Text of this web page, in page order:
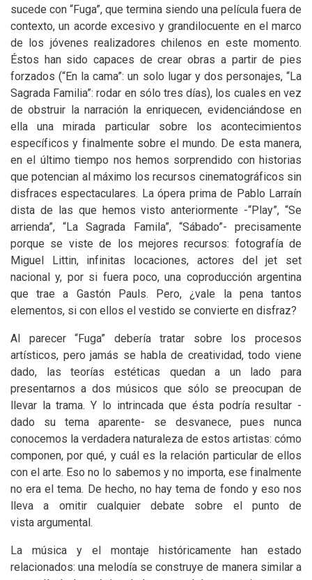
sucede con “Fuga”, que termina siendo una película fuera de
contexto, un acorde excesivo y grandilocuente en el marco
de los jóvenes realizadores chilenos en este momento.
Éstos han sido capaces de crear obras a partir de pies
forzados (“En la cama”: un solo lugar y dos personajes, “La
Sagrada Familia”: rodar en sólo tres días), los cuales en vez
de obstruir la narración la enriquecen, evidenciándose en
ella una mirada particular sobre los acontecimientos
específicos y finalmente sobre el mundo. De esta manera,
en el último tiempo nos hemos sorprendido con historias
que potencian al máximo los recursos cinematográficos sin
disfraces espectaculares. La ópera prima de Pablo Larraín
dista de las que hemos visto anteriormente -“Play”, “Se
arrienda”, “La Sagrada Famila”, “Sábado”- precisamente
porque se viste de los mejores recursos: fotografía de
Miguel Littin, infinitas locaciones, actores del jet set
nacional y, por si fuera poco, una coproducción argentina
que trae a Gastón Pauls. Pero, ¿vale la pena tantos
elementos, si con ellos el vestido se convierte en disfraz?
Al parecer “Fuga” debería tratar sobre los procesos
artísticos, pero jamás se habla de creatividad, todo viene
dado, las teorías estéticas quedan a un lado para
presentarnos a dos músicos que sólo se preocupan de
llevar la trama. Y lo intrincada que ésta podría resultar -
dado su tema aparente- se desvanece, pues nunca
conocemos la verdadera naturaleza de estos artistas: cómo
componen, por qué, y cuál es la relación particular de ellos
con el arte. Eso no lo sabemos y no importa, ese finalmente
no era el tema. De hecho, no hay tema de fondo y eso nos
lleva a omitir cualquier debate sobre el punto de
vista argumental.
La música y el montaje históricamente han estado
relacionados: una melodía se construye de manera similar a